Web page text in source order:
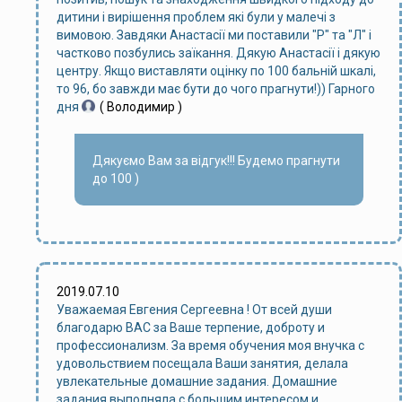
дитини і вирішення проблем які були у малечі з
вимовою. Завдяки Анастасії ми поставили "Р" та "Л" і
частково позбулись заїкання. Дякую Анастасії і дякую
центру. Якщо виставляти оцінку по 100 бальній шкалі,
то 96, бо завжди має бути до чого прагнути!)) Гарного
дня
( Володимир )
Дякуємо Вам за відгук!!! Будемо прагнути
до 100 )
2019.07.10
Уважаемая Евгения Сергеевна ! От всей души
благодарю ВАС за Ваше терпение, доброту и
профессионализм. За время обучения моя внучка с
удовольствием посещала Ваши занятия, делала
увлекательные домашние задания. Домашние